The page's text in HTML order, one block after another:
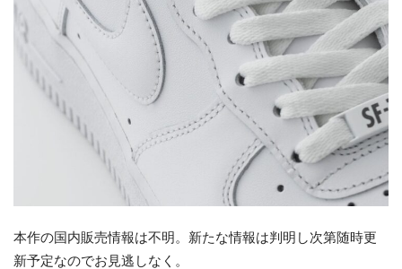
本作の国内販売情報は不明。新たな情報は判明し次第随時更
新予定なのでお見逃しなく。